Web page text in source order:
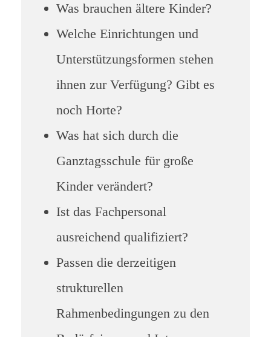
Was brauchen ältere Kinder?
Welche Einrichtungen und
Unterstützungsformen stehen
ihnen zur Verfügung? Gibt es
noch Horte?
Was hat sich durch die
Ganztagsschule für große
Kinder verändert?
Ist das Fachpersonal
ausreichend qualifiziert?
Passen die derzeitigen
strukturellen
Rahmenbedingungen zu den